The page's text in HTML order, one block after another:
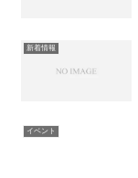
新着情報
イベント